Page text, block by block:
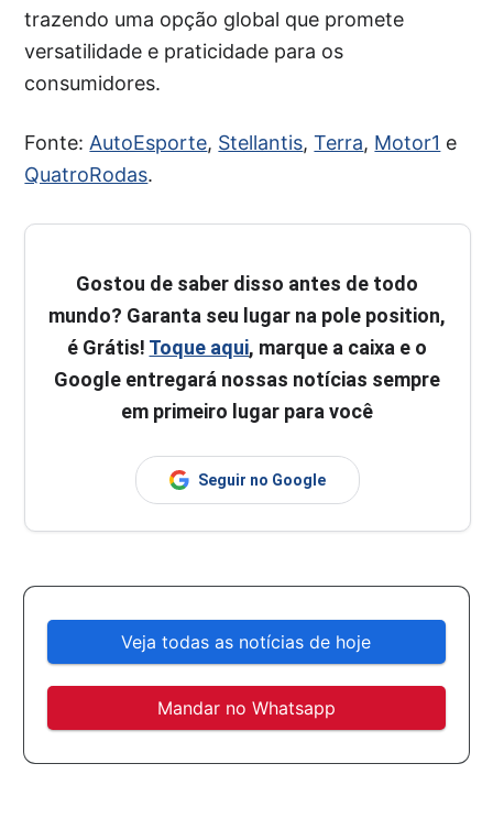
trazendo uma opção global que promete
versatilidade e praticidade para os
consumidores.
Fonte: AutoEsporte, Stellantis,Terra, Motor1 e
QuatroRodas.
Gostou de saber disso antes de todo
mundo? Garanta seu lugar na pole position,
é Grátis! Toque aqui, marque a caixa e o
Google entregará nossas notícias sempre
em primeiro lugar para você
Seguir no Google
Veja todas as notícias de hoje
Mandar no Whatsapp